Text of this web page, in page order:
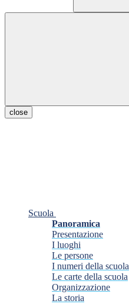
close
Scuola
Panoramica
Presentazione
I luoghi
Le persone
I numeri della scuola
Le carte della scuola
Organizzazione
La storia